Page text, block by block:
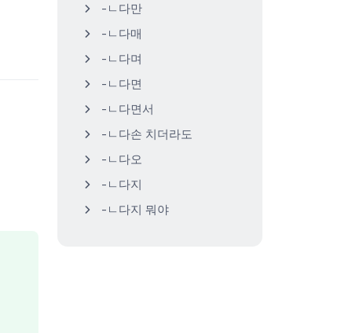
-ㄴ다만
-ㄴ다매
-ㄴ다며
-ㄴ다면
-ㄴ다면서
-ㄴ다손 치더라도
-ㄴ다오
-ㄴ다지
-ㄴ다지 뭐야